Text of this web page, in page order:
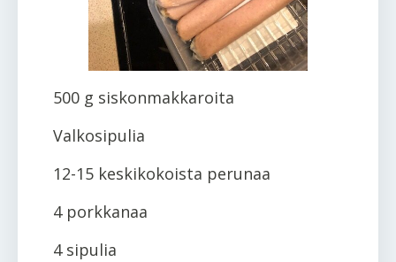
500 g siskonmakkaroita
Valkosipulia
12-15 keskikokoista perunaa
4 porkkanaa
4 sipulia